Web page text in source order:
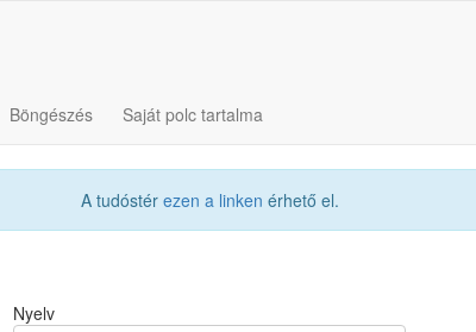
Böngészés Saját polc tartalma
A tudóstér ezen a linken érhető el.
Nyelv